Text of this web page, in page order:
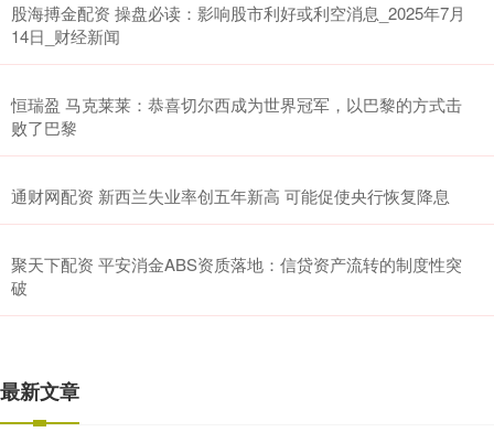
股海搏金配资 操盘必读：影响股市利好或利空消息_2025年7月
14日_财经新闻
恒瑞盈 马克莱莱：恭喜切尔西成为世界冠军，以巴黎的方式击
败了巴黎
通财网配资 新西兰失业率创五年新高 可能促使央行恢复降息
聚天下配资 平安消金ABS资质落地：信贷资产流转的制度性突
破
最新文章